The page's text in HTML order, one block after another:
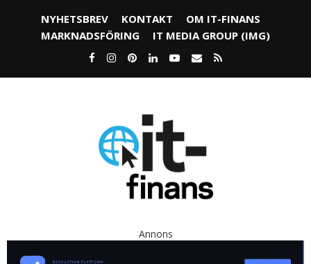
NYHETSBREV KONTAKT
OM IT-FINANS
MARKNADSFÖRING
IT MEDIA GROUP (IMG)
Annons